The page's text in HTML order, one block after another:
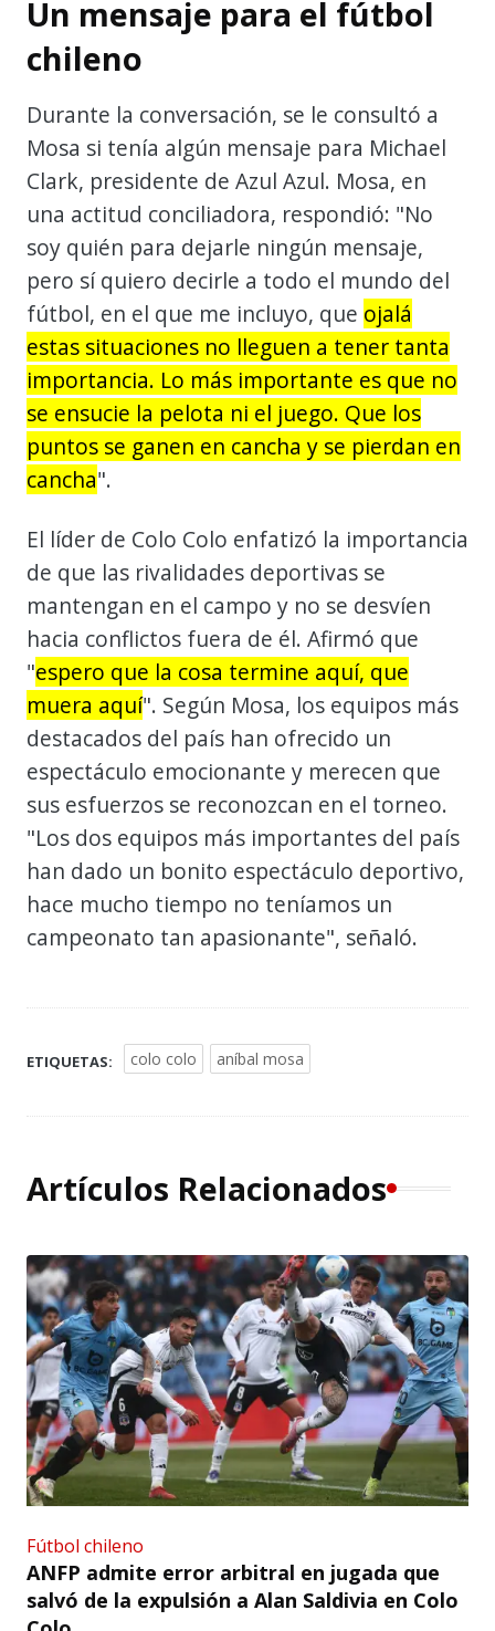
Un mensaje para el fútbol
chileno
Durante la conversación, se le consultó a
Mosa si tenía algún mensaje para Michael
Clark, presidente de Azul Azul. Mosa, en
una actitud conciliadora, respondió: "No
soy quién para dejarle ningún mensaje,
pero sí quiero decirle a todo el mundo del
fútbol, en el que me incluyo, que ojalá
estas situaciones no lleguen a tener tanta
importancia. Lo más importante es que no
se ensucie la pelota ni el juego. Que los
puntos se ganen en cancha y se pierdan en
cancha".
El líder de Colo Colo enfatizó la importancia
de que las rivalidades deportivas se
mantengan en el campo y no se desvíen
hacia conflictos fuera de él. Afirmó que
"espero que la cosa termine aquí, que
muera aquí". Según Mosa, los equipos más
destacados del país han ofrecido un
espectáculo emocionante y merecen que
sus esfuerzos se reconozcan en el torneo.
"Los dos equipos más importantes del país
han dado un bonito espectáculo deportivo,
hace mucho tiempo no teníamos un
campeonato tan apasionante", señaló.
ETIQUETAS: colo colo aníbal mosa
Artículos Relacionados
Fútbol chileno
ANFP admite error arbitral en jugada que
salvó de la expulsión a Alan Saldivia en Colo